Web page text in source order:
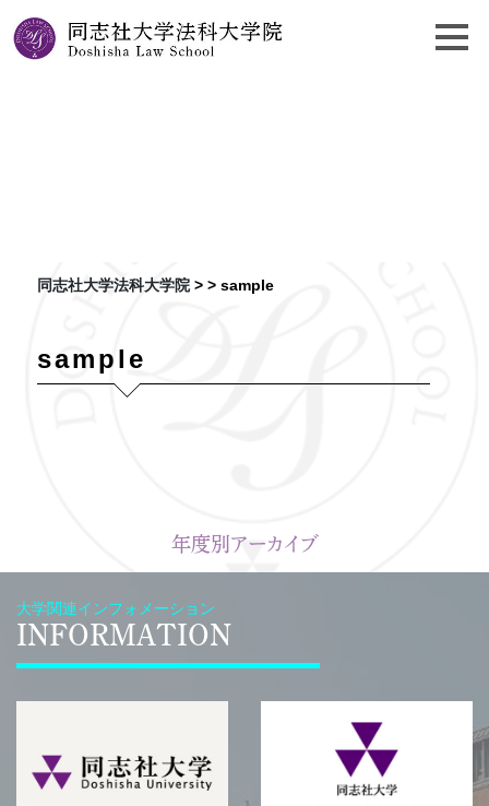
同志社大学法科大学院> > sample
sample
年度別アーカイブ
大学関連インフォメーション
INFORMATION